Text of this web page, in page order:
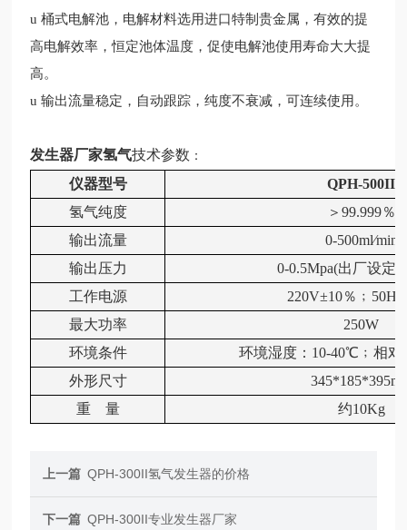
u桶式电解池，电解材料选用进口特制贵金属，有效的提
高电解效率，恒定池体温度，促使电解池使用寿命大大提
高。
u输出流量稳定，自动跟踪，纯度不衰减，可连续使用。
发生器厂家氢气技术参数 ：
仪器型号
QPH-500II
氢气纯度 ＞ 99.999％
输出流量
0-500ml∕min
输出压力
0-0.5Mpa(出厂设定
工作电源
220V±10％﹔ 50HZ
最大功率
250W
环境条件
环境湿度： 10-40℃﹔相对
外形尺寸
重
量 约10Kg
上一篇 QPH-300II氢气发生器的价格
下一篇 QPH-300II专业发生器厂家